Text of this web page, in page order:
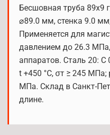
Бесшовная труба 89x9
⌀89.0 мм, стенка 9.0
Применяется для
давлением до 26.3
аппаратов. Сталь 20: C
t +450 °С, σт ≥ 245 МПа;
МПа. Склад в Санкт-
длине.